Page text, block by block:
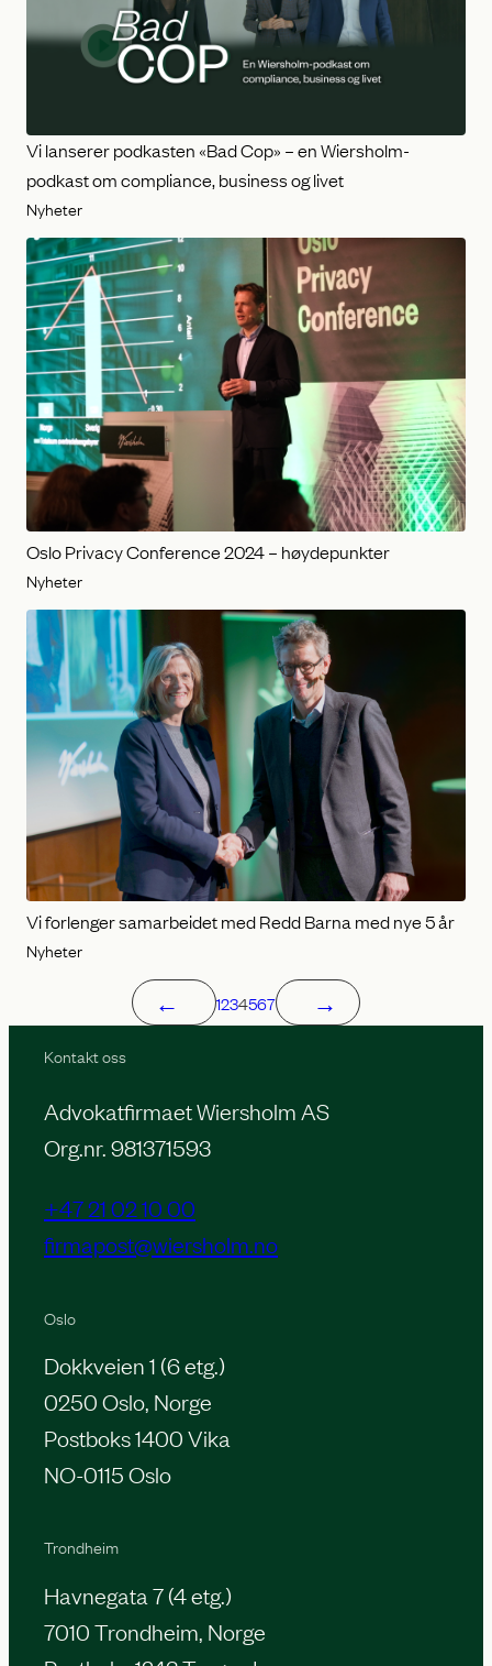
Vi lanserer podkasten «Bad Cop» – en Wiersholm-
podkast om compliance, business og livet
Nyheter
Oslo Privacy Conference 2024 – høydepunkter
Nyheter
Vi forlenger samarbeidet med Redd Barna med nye 5 år
Nyheter
← 1234567 →
Kontakt oss
Advokatfirmaet Wiersholm AS
Org.nr. 981371593
+47 21 02 10 00
firmapost@wiersholm.no
Oslo
Dokkveien 1 (6 etg.)
0250 Oslo, Norge
Postboks 1400 Vika
NO-0115 Oslo
Trondheim
Havnegata 7 (4 etg.)
7010 Trondheim, Norge